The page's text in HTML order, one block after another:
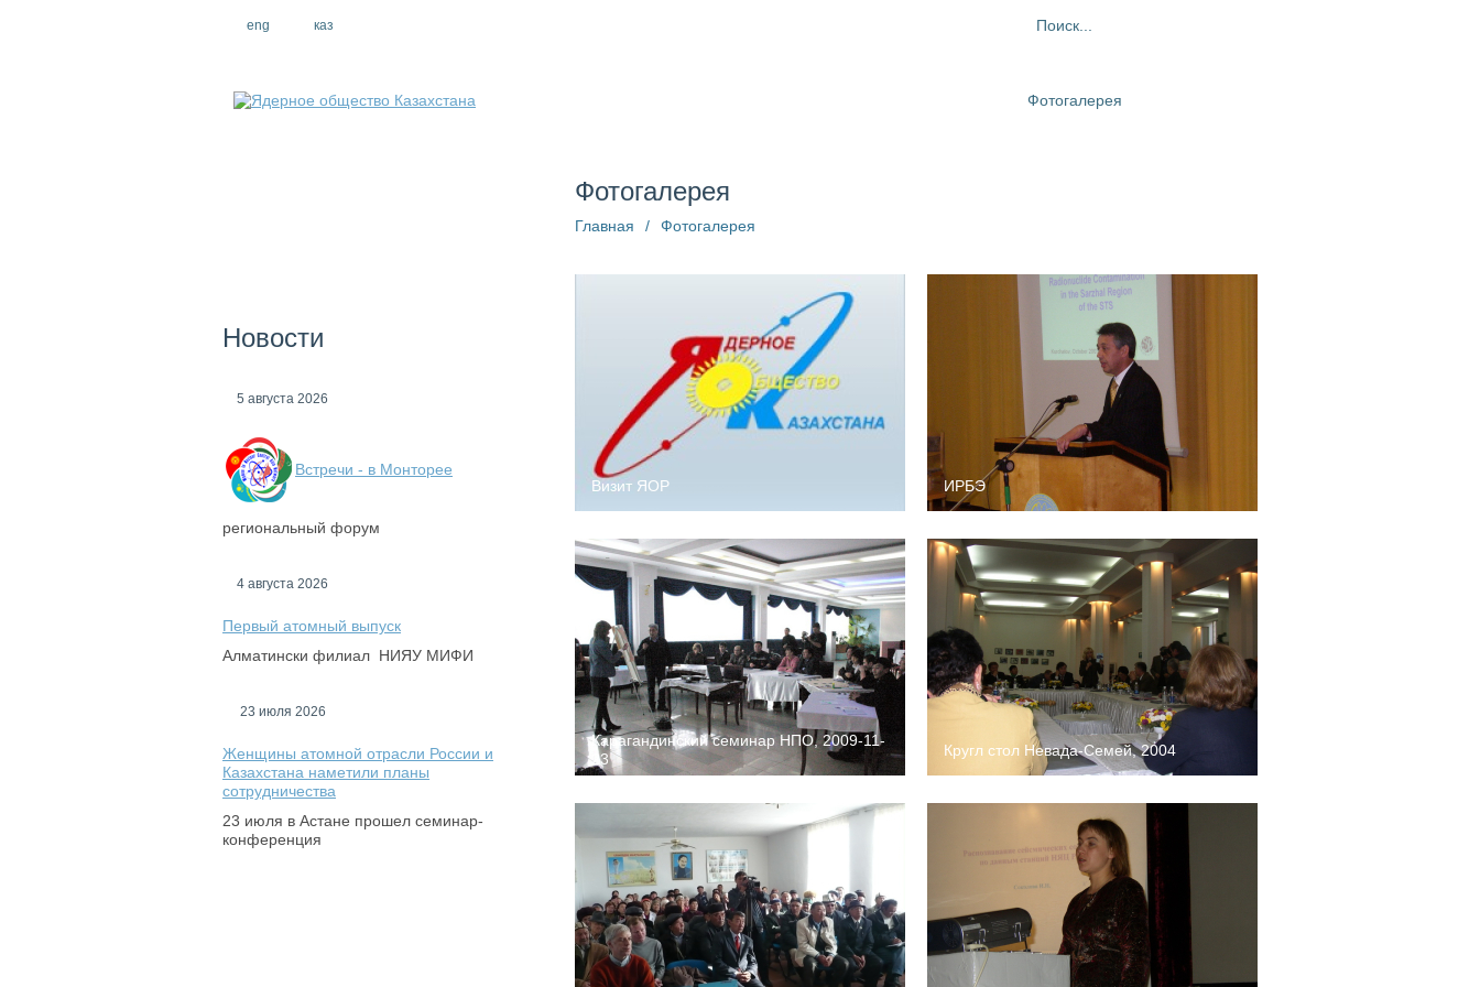
eng каз
Новости
5 августа 2026
Встречи - в Монторее
региональный форум
4 августа 2026
Первый атомный выпуск
Алматински филиал НИЯУ МИФИ
23 июля 2026
Женщины атомной отрасли России и
Казахстана наметили планы
сотрудничества
23 июля в Астане прошел семинар-
конференция
Фотогалерея
Фотогалерея
Главная / Фотогалерея
Визит ЯОР ИРБЭ
Карагандинский семинар НПО, 2009-11-
23
Кругл стол Невада-Семей, 2004